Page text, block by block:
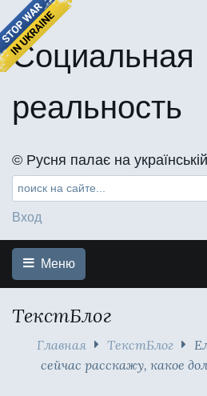
Социальная
реальность
©️ Русня палає на
Вход
Меню
ТекстБлог
Главная ТекстБлог
сейчас расскажу, какое